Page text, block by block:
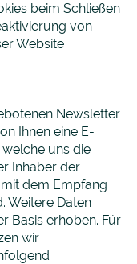
beim Schließen
von
Website
Newsletter
Ihnen eine E-
uns die
Inhaber der
dem Empfang
Weitere Daten
Basis erhoben. Für
wir